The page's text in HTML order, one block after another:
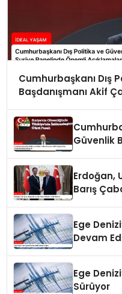
Cumhurbaşkanı Dış
Başdanışmanı Akif
Güvenlik
Erdoğan,
Barış
Ege
Devam
Ege
Sürüyor